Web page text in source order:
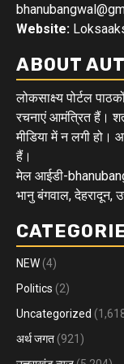
Website:
ABOUT
लोकसाक्ष्य पोर्टल
रचनाएं आमंत्रित हैं।
मीडिया में न लगी हो।
हैं।
मेल आईडी-
भानु बंगवाल, देहरादून,
NEW (4)
Politics (2)
Uncategorized
अर्थ जगत (921)